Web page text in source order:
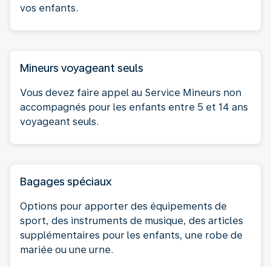
vos enfants.
Mineurs voyageant seuls
Vous devez faire appel au Service Mineurs non
accompagnés pour les enfants entre 5 et 14 ans
voyageant seuls.
Bagages spéciaux
Options pour apporter des équipements de
sport, des instruments de musique, des articles
supplémentaires pour les enfants, une robe de
mariée ou une urne.